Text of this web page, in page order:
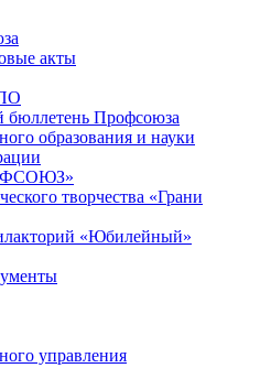
акты
Профсоюза
образования и науки
творчества «Грани
«Юбилейный»
управления